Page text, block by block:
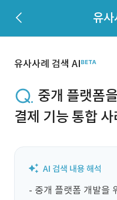
유
유사사례 검색 AI
중개 플랫폼
결제 기능 통합
- 중개 플랫폼 개발을